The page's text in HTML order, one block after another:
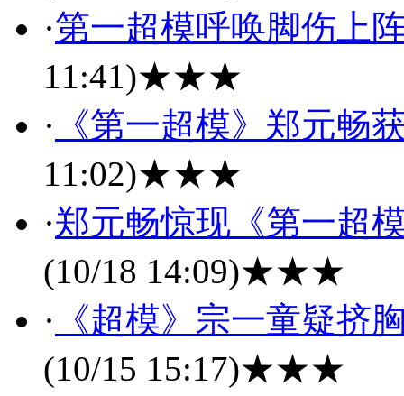
·第一超模呼唤脚伤上
11:41)★★★
· 《第一超模》郑元畅
11:02)★★★
·郑元畅惊现《第一超
(10/18 14:09)★★★
· 《超模》宗一童疑挤
(10/15 15:17)★★★